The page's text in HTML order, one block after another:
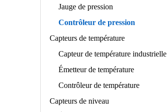
Jauge de pression
Contrôleur de pression
Capteurs de température
Capteur de température industrielle
Émetteur de température
Contrôleur de température
Capteurs de niveau